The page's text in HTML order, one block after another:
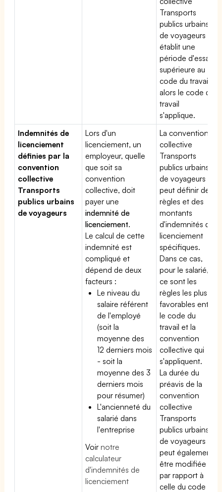
Transports
publics urbains
de voyageurs
établit une
période d'essai
supérieure au
code du travail,
alors le code du
travail
s'applique.
Indemnités de
licenciement
définies par la
convention
collective
Transports
publics urbains
de voyageurs
Lors d'un
licenciement, un
employeur, quelle
que soit sa
convention
collective, doit
payer une
indemnité de
licenciement.
Le calcul de cette
indemnité est
compliqué et
dépend de deux
facteurs :
Le niveau du
salaire référent
de l'employé
(soit la
moyenne des
12 derniers mois
- soit la
moyenne des 3
derniers mois
pour résumer)
L'ancienneté du
salarié dans
l'entreprise
Voirnotre
calculateur
d'indemnités de
licenciement
La convention
collective
Transports
publics urbains
de voyageurs
peut définir des
règles et des
montants
d'indemnités de
licenciement
spécifiques.
Dans ce cas,
pour le salarié,
ce sont les
règles les plus
favorables entre
le code du
travail et la
convention
collective qui
s'appliquent.
La durée du
préavis de la
convention
collective
Transports
publics urbains
de voyageurs
peut également
être modifiée
par rapport à
celle du code